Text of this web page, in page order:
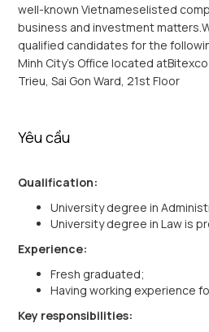
well-known Vietnameselisted
business and investment
qualified candidates for the
Minh City’s Office located
Trieu, Sai Gon Ward, 21st Floor
Yêu cầu
Qualification:
University degree in
University degree in Law is
Experience:
Fresh graduated;
Having working experience
Key responsibilities: